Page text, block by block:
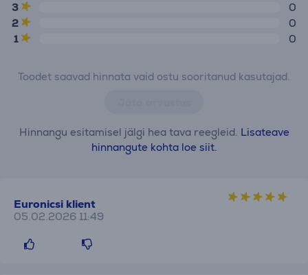
3
0
2
0
1
0
Toodet saavad hinnata vaid ostu sooritanud kasutajad.
Hinnangu esitamisel jälgi hea tava reegleid. Lisateave
hinnangute kohta loe siit.
Euronicsi klient
05.02.2026 11:49